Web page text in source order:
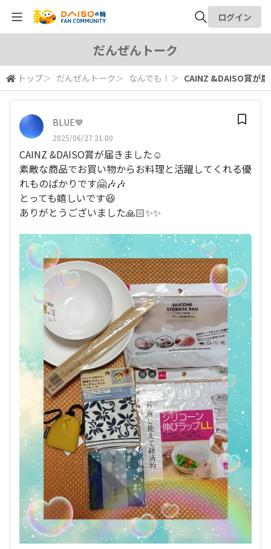
検索
ログイン
だんぜんトーク
トップ＞ だんぜんトーク ＞ なんでも！ ＞ CAINZ &DAISO賞が
BLUE💙
2025/06/27 21:00
CAINZ &DAISO賞が届きました☺️
素敵な商品でお買い物からお料理と活躍してくれる優
れものばかりです🤗🎶🎶
とっても嬉しいです😆
ありがとうございました🙏🏻✨✨